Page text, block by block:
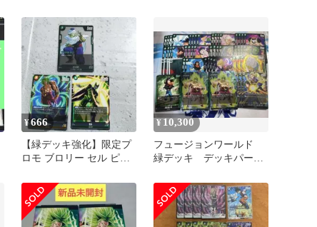
¥666
【緑デッキ強化】限定プ
ロモ ブロリー セル ピッ
ールド
¥ 10,300
フュージョンワールド
緑デッキ デッキパー
ー スタートデッキ